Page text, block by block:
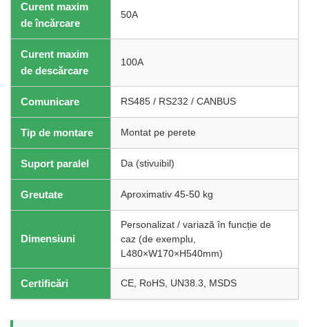
Curent maxim
de încărcare
50A
Curent maxim
de descărcare
100A
Comunicare RS485 / RS232 / CANBUS
Tip de montare Montat pe perete
Suport paralel Da (stivuibil)
Greutate Aproximativ 45-50 kg
Dimensiuni
Personalizat / variază în funcție de
caz (de exemplu,
L480×W170×H540mm)
Certificări CE, RoHS, UN38.3, MSDS